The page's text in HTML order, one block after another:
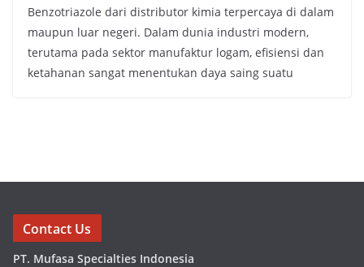
Benzotriazole dari distributor kimia terpercaya di dalam
maupun luar negeri. Dalam dunia industri modern,
terutama pada sektor manufaktur logam, efisiensi dan
ketahanan sangat menentukan daya saing suatu
Contact Us
PT. Mufasa Specialties Indonesia